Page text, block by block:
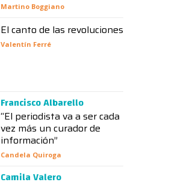
Martino Boggiano
El canto de las revoluciones
Valentín Ferré
Francisco Albarello
“El periodista va a ser cada
vez más un curador de
información”
Candela Quiroga
Camila Valero